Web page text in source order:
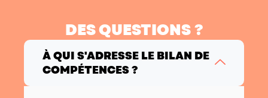
DES QUESTIONS ?
À QUI S'ADRESSE LE BILAN DE
COMPÉTENCES ?